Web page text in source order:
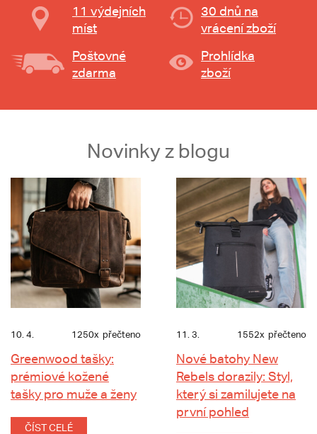
11 výdejních
míst
30 dnů na
vrácení zboží
Poštovné
zdarma
Prohlídka
zboží
Novinky z blogu
10. 4. 1250x přečteno
Greenwood tašky:
prémiové kožené
tašky pro muže a ženy
ČÍST CELÉ
11. 3. 1552x přečteno
Nové batohy New
Rebels dorazily: Styl,
který si zamilujete na
první pohled